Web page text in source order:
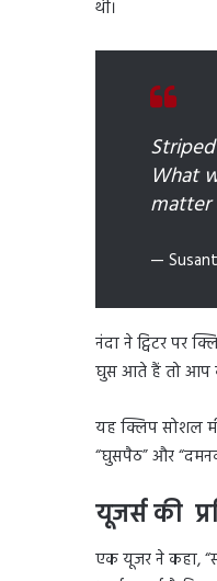
थी।
What
—
नंदा ने ट्विटर पर
घुस आते हैं तो आप
यह क्लिप सोशल
“घुसपैठ” और
यूजर्स की
एक यूजर ने कहा,